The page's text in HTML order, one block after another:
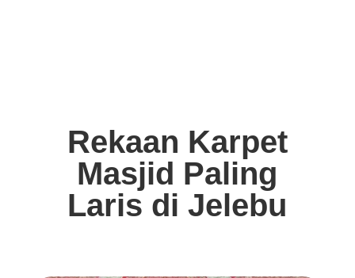
Rekaan Karpet
Masjid Paling
Laris di Jelebu